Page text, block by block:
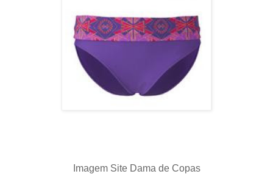
Imagem Site Dama de Copas